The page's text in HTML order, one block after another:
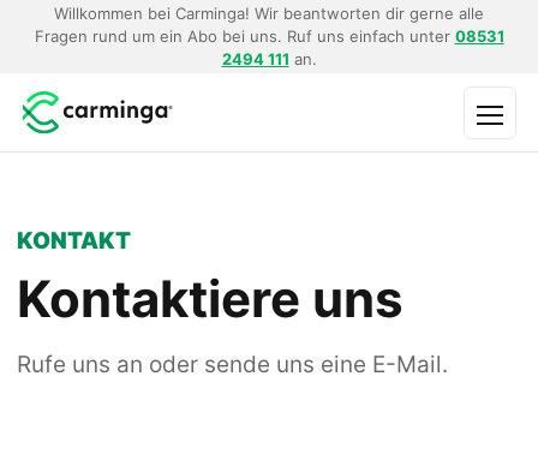
Willkommen bei Carminga! Wir beantworten dir gerne alle
Fragen rund um ein Abo bei uns. Ruf uns einfach unter 08531
2494 111 an.
KONTAKT
Kontaktiere uns
Rufe uns an oder sende uns eine E-Mail.